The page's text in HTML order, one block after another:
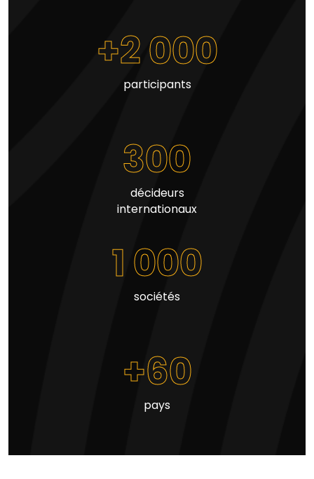
+2 000
participants
300
décideurs
internationaux
1 000
sociétés
+60
pays